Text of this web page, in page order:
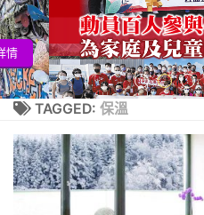
TAGGED: 保溫